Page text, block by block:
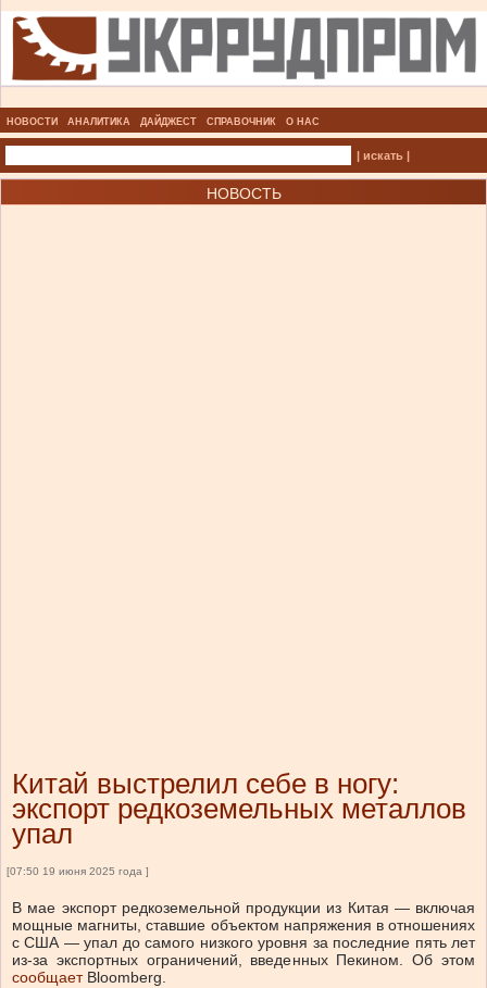
НОВОСТИ АНАЛИТИКА ДАЙДЖЕСТ СПРАВОЧНИК О НАС
| искать |
НОВОСТЬ
Китай выстрелил себе в ногу:
экспорт редкоземельных металлов
упал
[07:50 19 июня 2025 года ]
В мае экспорт редкоземельной продукции из Китая — включая
мощные магниты, ставшие объектом напряжения в отношениях
с США — упал до самого низкого уровня за последние пять лет
из-за экспортных ограничений, введенных Пекином. Об этом
сообщаетBloomberg.